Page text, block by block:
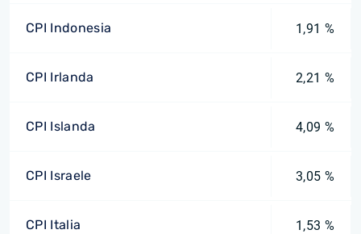
CPI Indonesia 1,91 %
CPI Irlanda 2,21 %
CPI Islanda 4,09 %
CPI Israele 3,05 %
CPI Italia 1,53 %